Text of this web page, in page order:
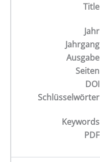
Title
Jahr
Jahrgang
Ausgabe
Seiten
DOI
Schlüsselwörter
Keywords
PDF